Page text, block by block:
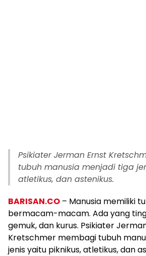
Psikiater Jerman Ernst
tubuh manusia menjadi tiga
atletikus, dan astenikus.
BARISAN.CO – Manusia memiliki
bermacam-macam. Ada yang
gemuk, dan kurus. Psikiater
Kretschmer membagi tubuh
jenis yaitu piknikus, atletikus, dan